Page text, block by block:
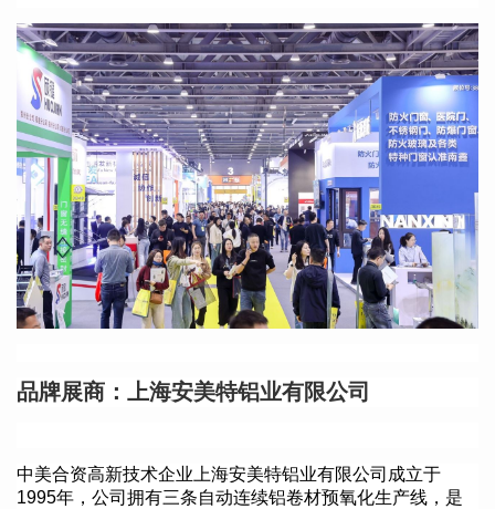
品牌展商： 上海安美特铝业有限公司
中美合资高新技术企业上海安美特铝业有限公司成立于
1995年，公司拥有三条自动连续铝卷材预氧化生产线，是